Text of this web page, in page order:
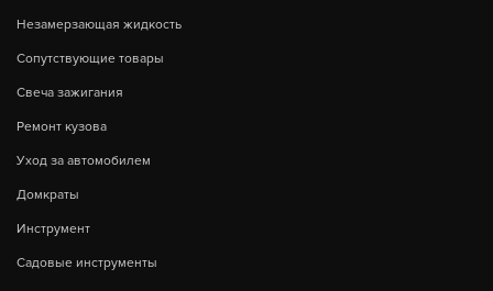
Незамерзающая жидкость
Сопутствующие товары
Свеча зажигания
Ремонт кузова
Уход за автомобилем
Домкраты
Инструмент
Садовые инструменты